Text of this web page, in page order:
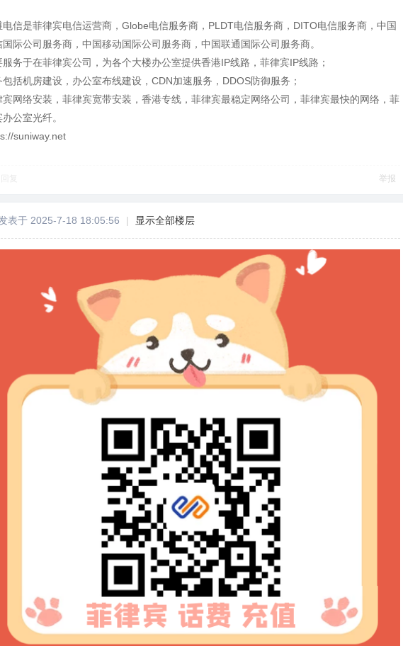
电信是菲律宾电信运营商，Globe电信服务商，PLDT电信服务商，DITO电信服务商，中国
国际公司服务商，中国移动国际公司服务商，中国联通国际公司服务商。
服务于在菲律宾公司，为各个大楼办公室提供香港IP线路，菲律宾IP线路；
包括机房建设，办公室布线建设，CDN加速服务，DDOS防御服务；
宾网络安装，菲律宾宽带安装，香港专线，菲律宾最稳定网络公司，菲律宾最快的网络，菲
公室光纤。
suniway.net
举报
表于 2025-7-18 18:05:56 | 显示全部楼层